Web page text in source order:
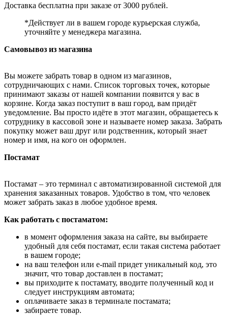
Доставка бесплатна при заказе от 3000 рублей.
*Действует ли в вашем городе курьерская служба,
уточняйте у менеджера магазина.
Самовывоз из магазина
Вы можете забрать товар в одном из магазинов,
сотрудничающих с нами. Список торговых точек, которые
принимают заказы от нашей компании появится у вас в
корзине. Когда заказ поступит в ваш город, вам придёт
уведомление. Вы просто идёте в этот магазин, обращаетесь к
сотруднику в кассовой зоне и называете номер заказа. Забрать
покупку может ваш друг или родственник, который знает
номер и имя, на кого он оформлен.
Постамат
Постамат – это терминал с автоматизированной системой для
хранения заказанных товаров. Удобство в том, что человек
может забрать заказ в любое удобное время.
Как работать с постаматом:
в момент оформления заказа на сайте, вы выбираете
удобный для себя постамат, если такая система работает
в вашем городе;
на ваш телефон или e-mail придет уникальный код, это
значит, что товар доставлен в постамат;
вы приходите к постамату, вводите полученный код и
следует инструкциям автомата;
оплачиваете заказ в терминале постамата;
забираете товар.